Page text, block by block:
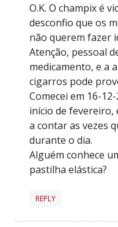
O.K. O champix é
desconfio que os
não querem fazer
Atenção, pessoal
medicamento, e a
cigarros pode
Comecei em 16-
início de fevereiro,
a contar as vezes
durante o dia.
Alguém conhece
pastilha elástica?
REPLY